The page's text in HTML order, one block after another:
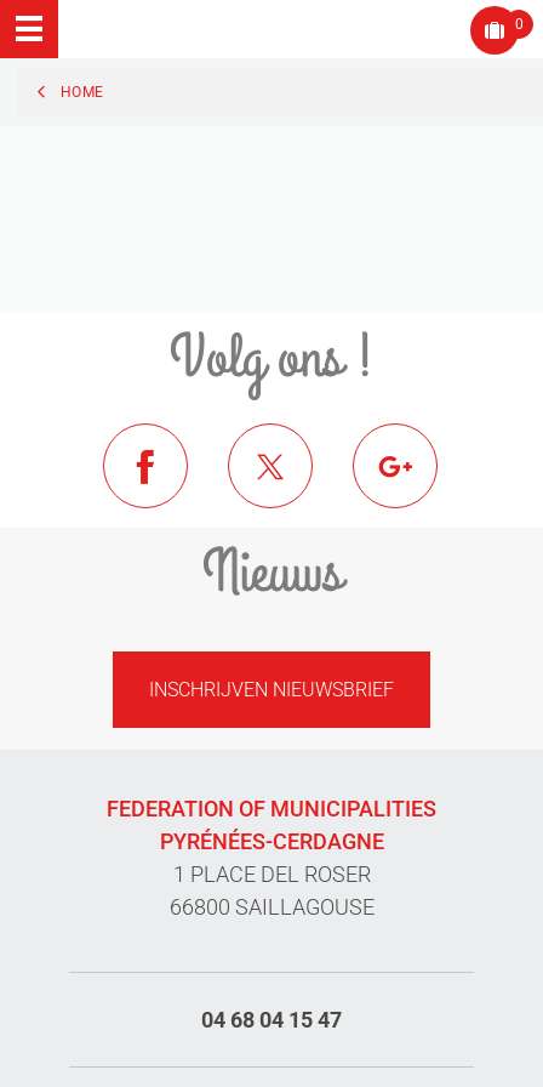
0
HOME
Volg ons !
Nieuws
INSCHRIJVEN NIEUWSBRIEF
FEDERATION OF MUNICIPALITIES
PYRÉNÉES-CERDAGNE
1 PLACE DEL ROSER
66800 SAILLAGOUSE
04 68 04 15 47